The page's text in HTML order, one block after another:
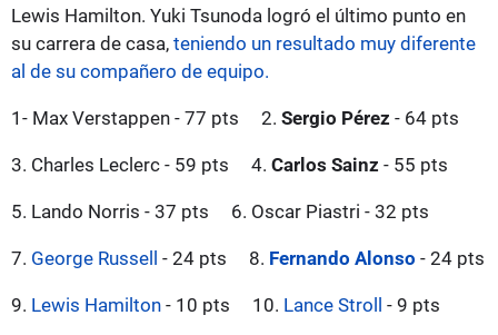
Lewis Hamilton. Yuki Tsunoda logró el último punto en
su carrera de casa, teniendo un resultado muy diferente
al de su compañero de equipo.
1- Max Verstappen - 77 pts 2. Sergio Pérez - 64 pts
3. Charles Leclerc - 59 pts 4. Carlos Sainz - 55 pts
5. Lando Norris - 37 pts 6. Oscar Piastri - 32 pts
7. George Russell - 24 pts 8. Fernando Alonso - 24 pts
9. Lewis Hamilton - 10 pts 10. Lance Stroll - 9 pts